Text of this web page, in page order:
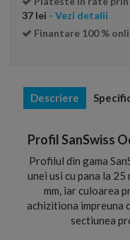
37 lei - Vezi detalii
Finantare 100 %
Descriere
Profil SanSwiss
Profilul din gama
unei usi cu pana la
mm, iar culoarea
achizitiona impreuna
sectiunea